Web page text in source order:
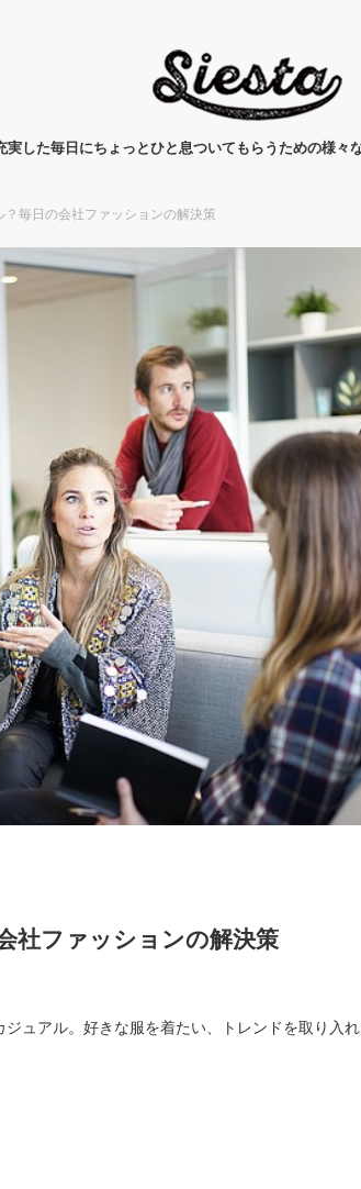
した毎日にちょっとひと息ついてもらうための様々
？毎日の会社ファッションの解決策
社ファッションの解決策
ュアル。好きな服を着たい、トレンドを取り入